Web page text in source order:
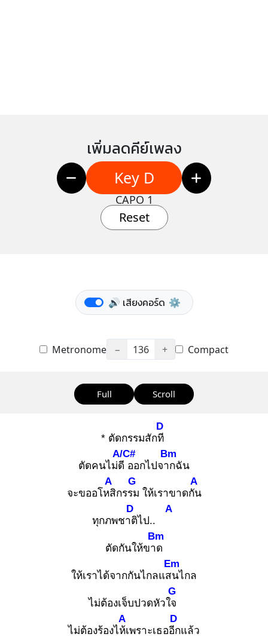
เพิ่มลดคีย์เพลง
Key D
CAPO 1
Reset
🔊 เสียงคอร์ด ⚙️
Metronome − 136 + Compact
Full Scroll
* ตัดกรรมสักที
D
ตัดคนไม่ดี
A/C#
ออกไปจาก
Bm
ฉัน
จะขออโหสิ
A
กรรม
G
ให้เราขาดกัน
A
ทุกภพชาติ
D
ไป..
A
ตัดกันให้ขาด
Bm
ให้เราได้จากกันไกลแสน
Em
ไกล
ไม่ต้องเจ็บปวดหัวใจ
G
ไม่ต้องร้องไห้เ
A
พราะเธออีก
D
แล้ว